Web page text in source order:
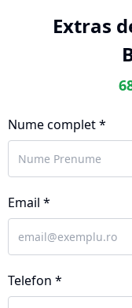
Extras
Nume complet *
Email *
Telefon *